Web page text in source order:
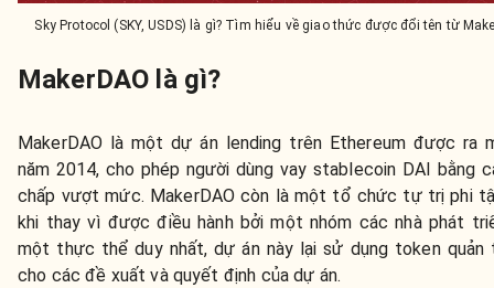
Sky Protocol (SKY, USDS) là gì? Tìm hiểu về giao thức được đổi tên từ
MakerDAO là gì?
MakerDAO là một dự án lending trên Ethereum được ra
năm 2014, cho phép người dùng vay stablecoin DAI bằng
chấp vượt mức. MakerDAO còn là một tổ chức tự trị phi
khi thay vì được điều hành bởi một nhóm các nhà phát
một thực thể duy nhất, dự án này lại sử dụng token quản
cho các đề xuất và quyết định của dự án.